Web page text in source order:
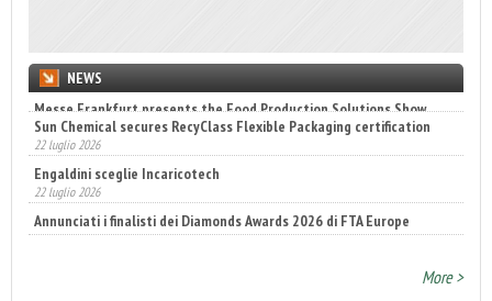
NEWS
Sun Chemical secures RecyClass Flexible Packaging certification
22 luglio 2026
Engaldini sceglie Incaricotech
22 luglio 2026
Annunciati i finalisti dei Diamonds Awards 2026 di FTA Europe
14 luglio 2026
More >